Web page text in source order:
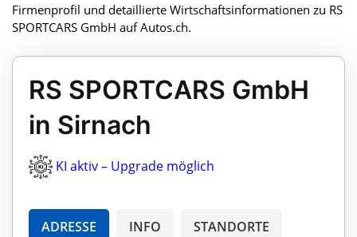
Firmenprofil und detaillierte Wirtschaftsinformationen zu RS
SPORTCARS GmbH auf Autos.ch.
RS SPORTCARS GmbH
in Sirnach
KI aktiv – Upgrade möglich
ADRESSE INFO STANDORTE